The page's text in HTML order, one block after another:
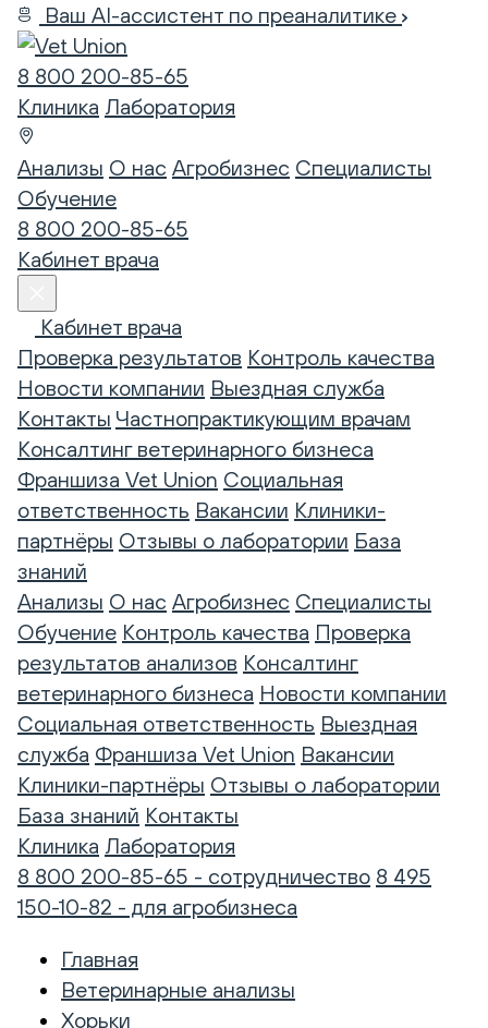
Ваш AI-ассистент по преаналитике
8 800 200-85-65
Клиника Лаборатория
Анализы О нас Агробизнес Специалисты
Обучение
8 800 200-85-65
Кабинет врача
Кабинет врача
Проверка результатов Контроль качества
Новости компании Выездная служба
Контакты Частнопрактикующим врачам
Консалтинг ветеринарного бизнеса
Франшиза Vet Union Социальная
ответственность Вакансии Клиники-
партнёры Отзывы о лаборатории База
знаний
Анализы О нас Агробизнес Специалисты
Обучение Контроль качества Проверка
результатов анализов Консалтинг
ветеринарного бизнеса Новости компании
Социальная ответственность Выездная
служба Франшиза Vet Union Вакансии
Клиники-партнёры Отзывы о лаборатории
База знаний Контакты
Клиника Лаборатория
8 800 200-85-65 - сотрудничество 8 495
150-10-82 - для агробизнеса
Главная
Ветеринарные анализы
Хорьки